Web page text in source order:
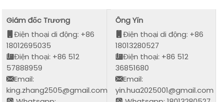
Giám đốc Trương
Điện thoại di động: +86
18012695035
Điện thoại: +86 512
57888959
Email:
king.zhang2505@gmail.com
Ông Yǐn
Điện thoại di động: +86
18013280527
Điện thoại: +86 512
36851680
Email:
yin.hua2025001@gmail.com